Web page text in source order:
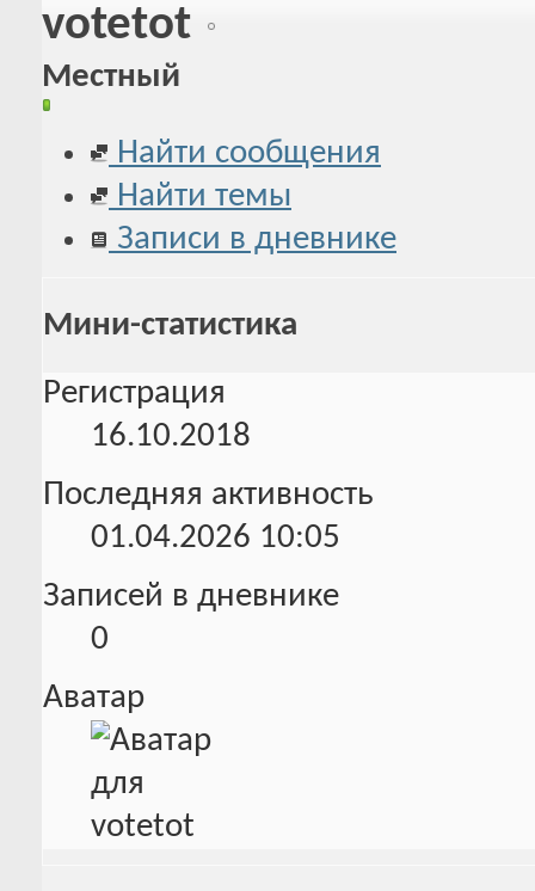
votetot
Местный
Найти сообщения
Найти темы
Записи в дневнике
Мини-статистика
Регистрация
16.10.2018
Последняя активность
01.04.2026 10:05
Записей в дневнике
0
Аватар